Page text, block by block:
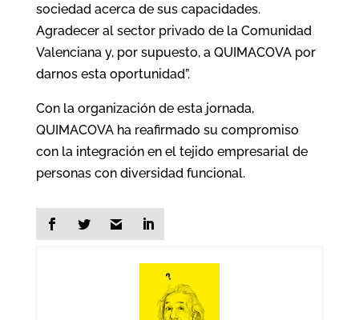
sociedad acerca de sus capacidades.
Agradecer al sector privado de la Comunidad
Valenciana y, por supuesto, a QUIMACOVA por
darnos esta oportunidad”.
Con la organización de esta jornada,
QUIMACOVA ha reafirmado su compromiso
con la integración en el tejido empresarial de
personas con diversidad funcional.